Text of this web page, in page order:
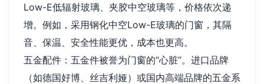
Low-E低辐射玻璃、夹胶中空玻璃等，价格依次递
增。例如，采用钢化中空Low-E玻璃的门窗，其隔
音、保温、安全性能更优，成本也更高。
五金配件：五金件被誉为门窗的“心脏”。进口品牌
（如德国好博、丝吉利娅）或国内高端品牌的五金系